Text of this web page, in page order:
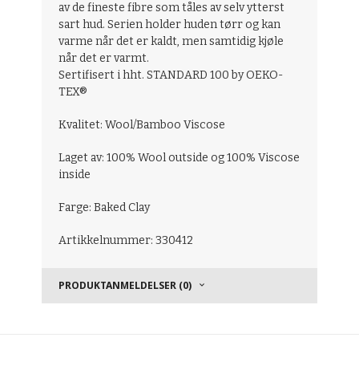
av de fineste fibre som tåles av selv ytterst
sart hud. Serien holder huden tørr og kan
varme når det er kaldt, men samtidig kjøle
når det er varmt.
Sertifisert i hht. STANDARD 100 by OEKO-
TEX®
Kvalitet: Wool/Bamboo Viscose
Laget av: 100% Wool outside og 100% Viscose
inside
Farge: Baked Clay
Artikkelnummer: 330412
PRODUKTANMELDELSER (0)